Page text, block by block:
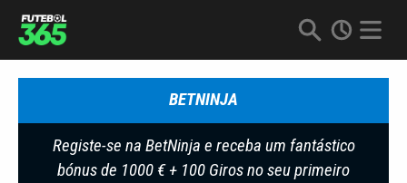
BETNINJA
Registe-se na BetNinja e receba um fantástico
bónus de 1000 € + 100 Giros no seu primeiro